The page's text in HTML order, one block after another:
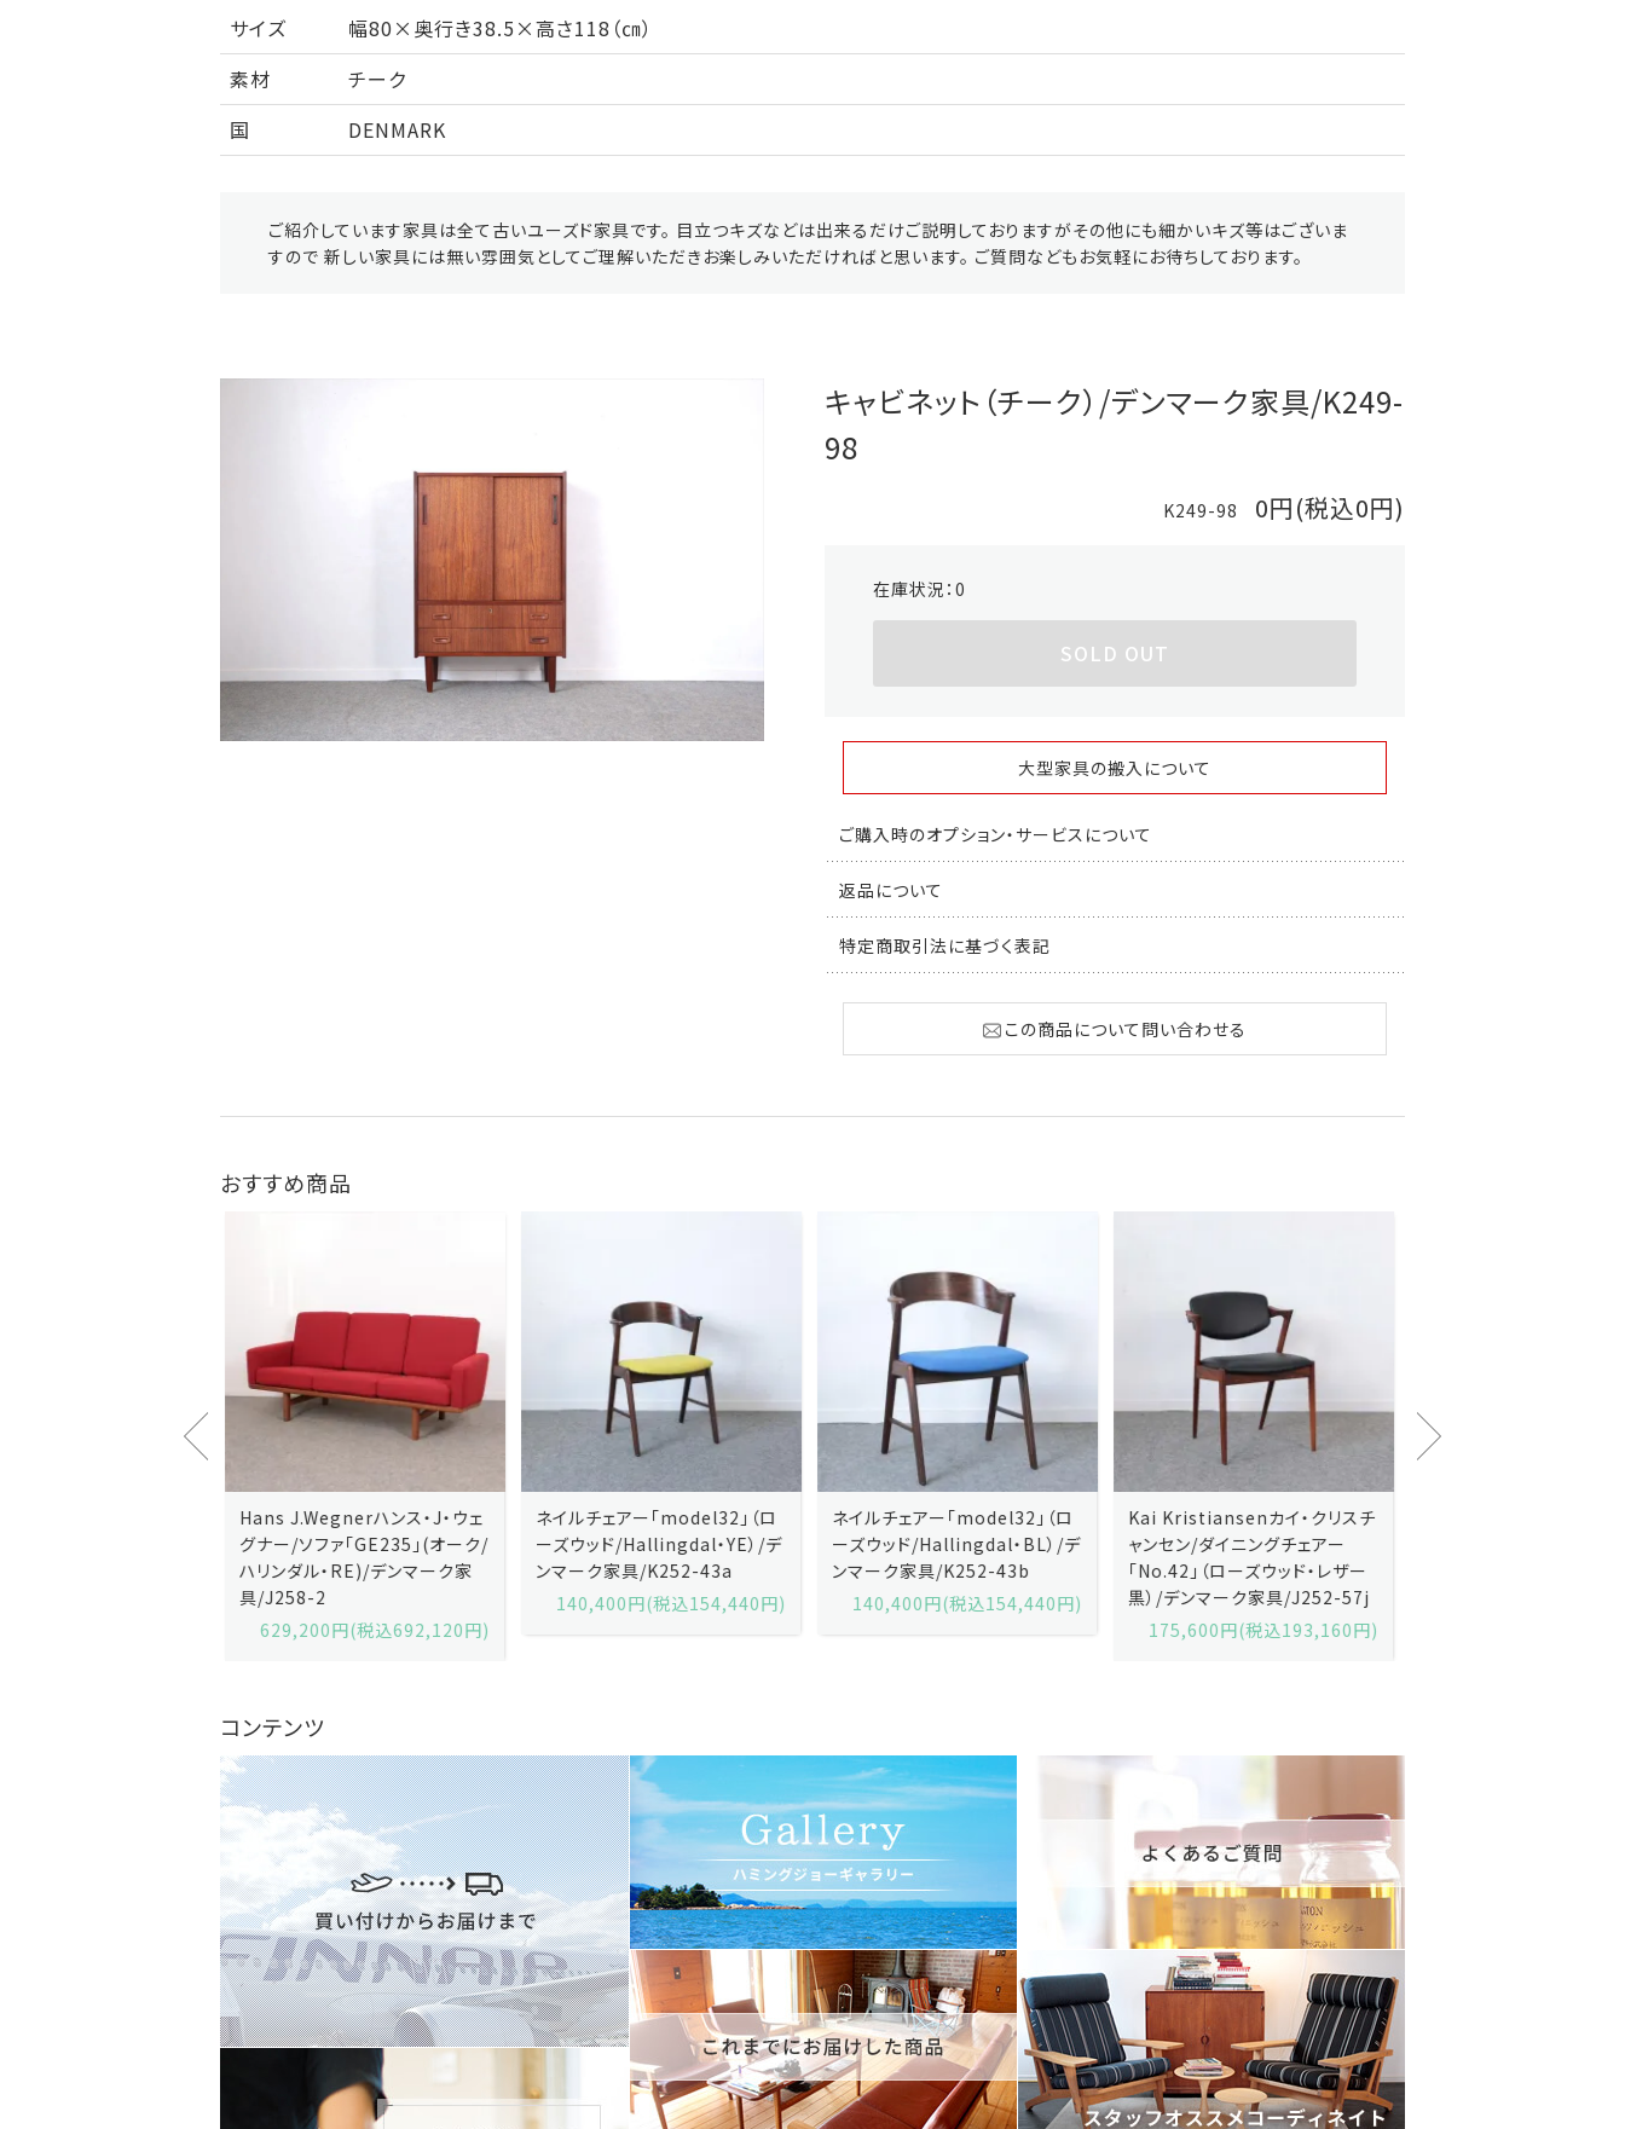
サイズ
幅80×奥行き38.5×高さ118（㎝）
素材
チーク
国
DENMARK
ご紹介しています家具は全て古いユーズド家具です。 目立つキズなどは出来るだけご説明しておりますがその他にも細かいキズ等はございま
すので 新しい家具には無い雰囲気としてご理解いただきお楽しみいただければと思います。 ご質問などもお気軽にお待ちしております。
キャビネット（チーク）/デンマーク家具/K249-
98
K249-98 0円(税込0円)
在庫状況： 0
SOLD OUT
大型家具の搬入について
ご購入時のオプション・サービスについて
返品について
特定商取引法に基づく表記
この商品について問い合わせる
おすすめ商品
Hans J.Wegnerハンス・J・ウェ
グナー/ソファ「GE235」(オーク/
ハリンダル・RE)/デンマーク家
具/J258-2
629,200円(税込692,120円)
ネイルチェアー「model32」（ロ
ーズウッド/Hallingdal・YE）/デ
ンマーク家具/K252-43a
140,400円(税込154,440円)
ネイルチェアー「model32」（ロ
ーズウッド/Hallingdal・BL）/デ
ンマーク家具/K252-43b
140,400円(税込154,440円)
Kai Kristiansenカイ・クリスチ
ャンセン/ダイニングチェアー
「No.42」（ローズウッド・レザー
黒）/デンマーク家具/J252-57j
175,600円(税込193,160円)
コンテンツ